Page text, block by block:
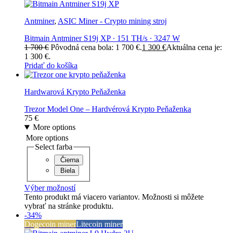
Antminer, ASIC Miner - Crypto mining stroj
Bitmain Antminer S19j XP · 151 TH/s · 3247 W
1 700€ Pôvodná cena bola: 1 700 €.1 300 €Aktuálna cena je:
1 300 €.
Pridať do košíka
Hardwarová Krypto Peňaženka
Trezor Model One – Hardvérová Krypto Peňaženka
75 €
More options
More options
Select farba
Čierna
Biela
Výber možností
Tento produkt má viacero variantov. Možnosti si môžete
vybrať na stránke produktu.
-34%
Dogecoin minerLitecoin miner